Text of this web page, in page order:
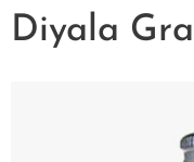
Diyala